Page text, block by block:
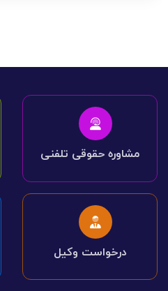
مشاوره حقوقی تلفنی
درخواست وکیل